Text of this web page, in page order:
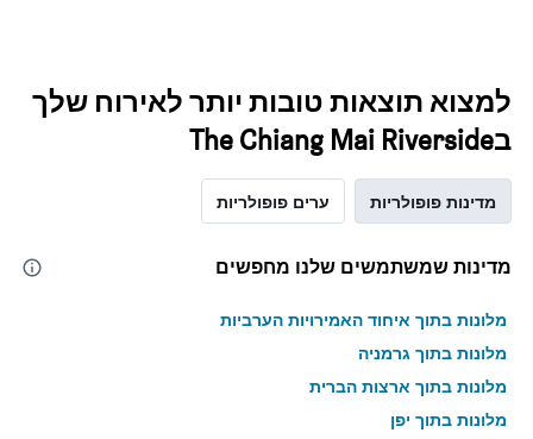
למצוא תוצאות טובות יותר לאירוח שלך
בThe Chiang Mai Riverside
מדינות פופולריות ערים פופולריות
מדינות שמשתמשים שלנו מחפשים
מלונות בתוך איחוד האמירויות הערביות
מלונות בתוך גרמניה
מלונות בתוך ארצות הברית
מלונות בתוך יפן